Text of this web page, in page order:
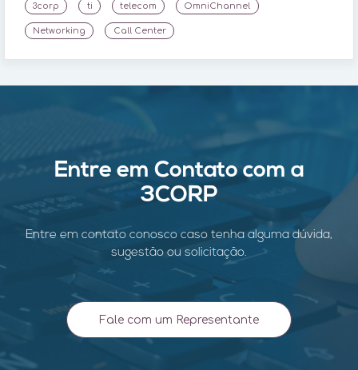
3corp ti telecom OmniChannel
Networking Call Center
Entre em Contato com a
3CORP
Entre em contato conosco caso tenha alguma dúvida,
sugestão ou solicitação.
Fale com um Representante